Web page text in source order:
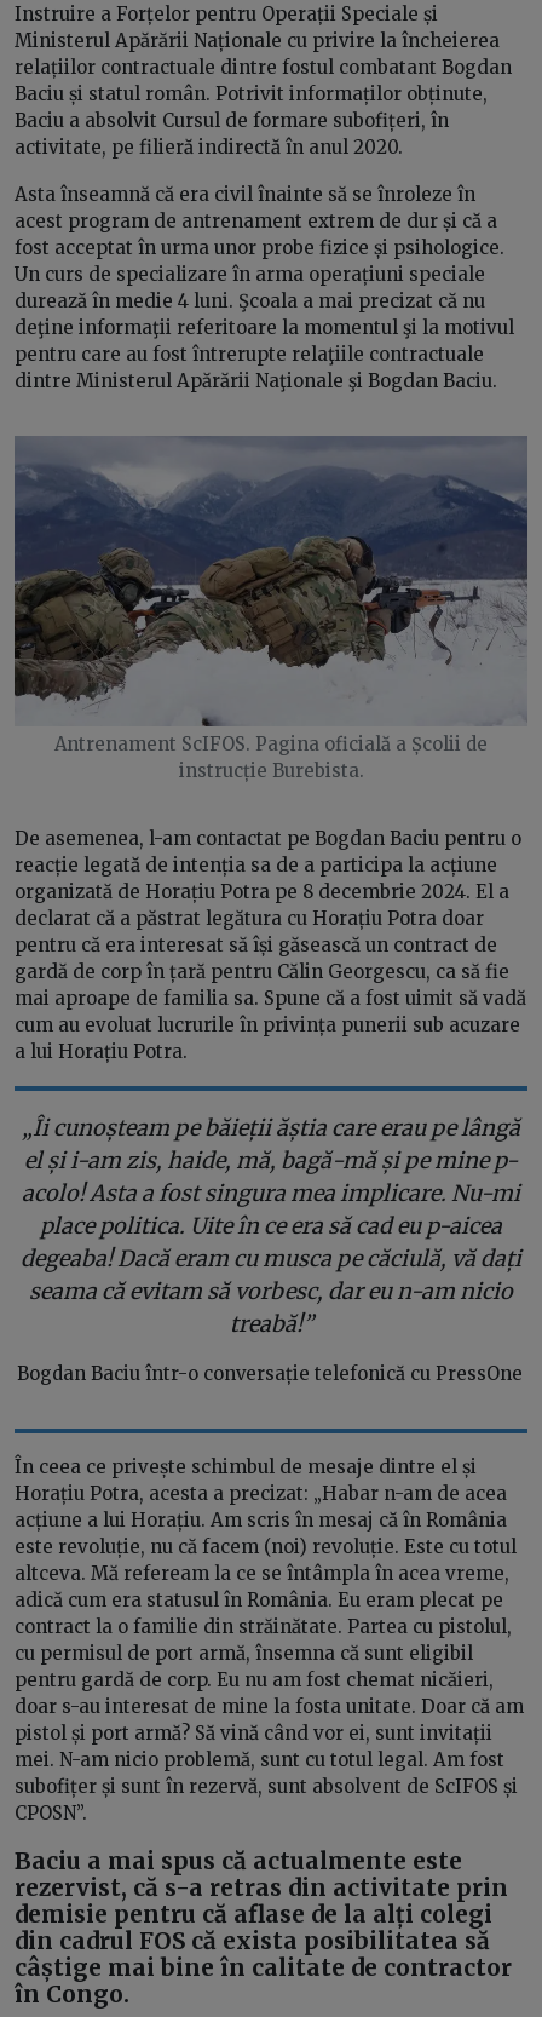
Instruire a Forțelor pentru Operații Speciale și
Ministerul Apărării Naționale cu privire la încheierea
relațiilor contractuale dintre fostul combatant Bogdan
Baciu și statul român. Potrivit informaților obținute,
Baciu a absolvit Cursul de formare subofițeri, în
activitate, pe filieră indirectă în anul 2020.
Asta înseamnă că era civil înainte să se înroleze în
acest program de antrenament extrem de dur și că a
fost acceptat în urma unor probe fizice și psihologice.
Un curs de specializare în arma operațiuni speciale
durează în medie 4 luni. Şcoala a mai precizat că nu
deţine informaţii referitoare la momentul şi la motivul
pentru care au fost întrerupte relaţiile contractuale
dintre Ministerul Apărării Naţionale şi Bogdan Baciu.
Antrenament ScIFOS. Pagina oficială a Școlii de
instrucție Burebista.
De asemenea, l-am contactat pe Bogdan Baciu pentru o
reacție legată de intenția sa de a participa la acțiune
organizată de Horațiu Potra pe 8 decembrie 2024. El a
declarat că a păstrat legătura cu Horațiu Potra doar
pentru că era interesat să își găsească un contract de
gardă de corp în țară pentru Călin Georgescu, ca să fie
mai aproape de familia sa. Spune că a fost uimit să vadă
cum au evoluat lucrurile în privința punerii sub acuzare
a lui Horațiu Potra.
„Îi cunoșteam pe băieții ăștia care erau pe lângă
el și i-am zis, haide, mă, bagă-mă și pe mine p-
acolo! Asta a fost singura mea implicare. Nu-mi
place politica. Uite în ce era să cad eu p-aicea
degeaba! Dacă eram cu musca pe căciulă, vă dați
seama că evitam să vorbesc, dar eu n-am nicio
treabă!”
Bogdan Baciu într-o conversație telefonică cu PressOne
În ceea ce privește schimbul de mesaje dintre el și
Horațiu Potra, acesta a precizat: „Habar n-am de acea
acțiune a lui Horațiu. Am scris în mesaj că în România
este revoluție, nu că facem (noi) revoluție. Este cu totul
altceva. Mă refeream la ce se întâmpla în acea vreme,
adică cum era statusul în România. Eu eram plecat pe
contract la o familie din străinătate. Partea cu pistolul,
cu permisul de port armă, însemna că sunt eligibil
pentru gardă de corp. Eu nu am fost chemat nicăieri,
doar s-au interesat de mine la fosta unitate. Doar că am
pistol și port armă? Să vină când vor ei, sunt invitații
mei. N-am nicio problemă, sunt cu totul legal. Am fost
subofițer și sunt în rezervă, sunt absolvent de ScIFOS și
CPOSN”.
Baciu a mai spus că actualmente este
rezervist, că s-a retras din activitate prin
demisie pentru că aflase de la alți colegi
din cadrul FOS că exista posibilitatea să
câștige mai bine în calitate de contractor
în Congo.